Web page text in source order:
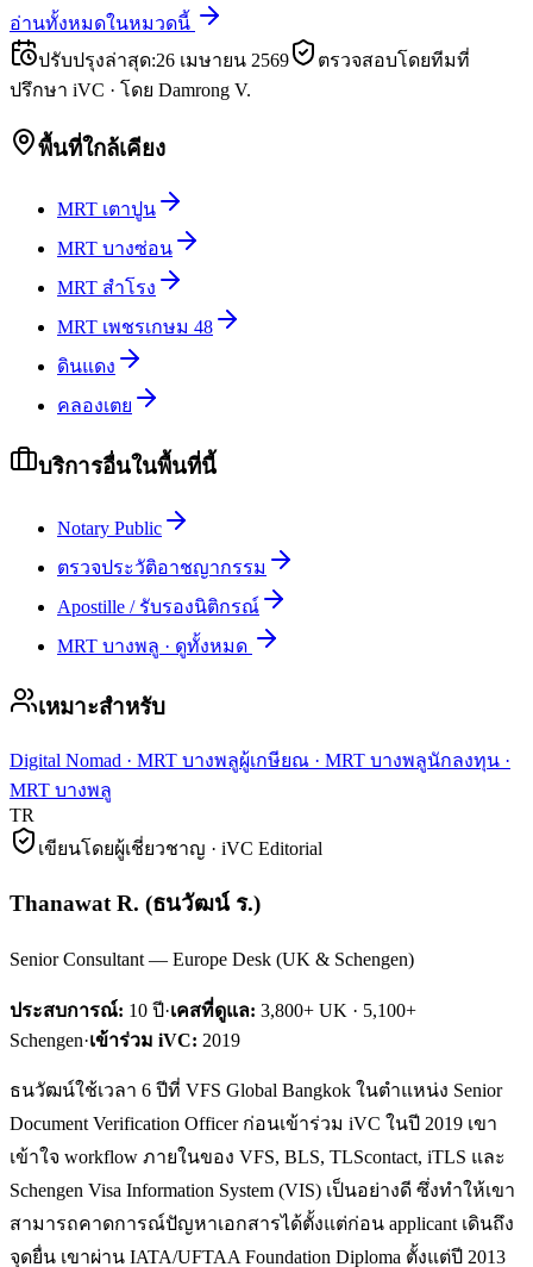
อ่านทั้งหมดในหมวดนี้
ปรับปรุงล่าสุด:26 เมษายน 2569
ตรวจสอบโดยทีมที่
ปรึกษา iVC · โดย Damrong V.
พื้นที่ใกล้เคียง
MRT เตาปูน
MRT บางซ่อน
MRT สำโรง
MRT เพชรเกษม 48
ดินแดง
คลองเตย
บริการอื่นในพื้นที่นี้
Notary Public
ตรวจประวัติอาชญากรรม
Apostille / รับรองนิติกรณ์
MRT บางพลู · ดูทั้งหมด
เหมาะสำหรับ
Digital Nomad · MRT บางพลูผู้เกษียณ · MRT บางพลูนักลงทุน ·
MRT บางพลู
TR
เขียนโดยผู้เชี่ยวชาญ · iVC Editorial
Thanawat R. (ธนวัฒน์ ร.)
Senior Consultant — Europe Desk (UK & Schengen)
ประสบการณ์: 10 ปี·เคสที่ดูแล: 3,800+ UK · 5,100+
Schengen·เข้าร่วม iVC: 2019
ธนวัฒน์ใช้เวลา 6 ปีที่ VFS Global Bangkok ในตำแหน่ง Senior
Document Verification Officer ก่อนเข้าร่วม iVC ในปี 2019 เขา
เข้าใจ workflow ภายในของ VFS, BLS, TLScontact, iTLS และ
Schengen Visa Information System (VIS) เป็นอย่างดี ซึ่งทำให้เขา
สามารถคาดการณ์ปัญหาเอกสารได้ตั้งแต่ก่อน applicant เดินถึง
จุดยื่น เขาผ่าน IATA/UFTAA Foundation Diploma ตั้งแต่ปี 2013